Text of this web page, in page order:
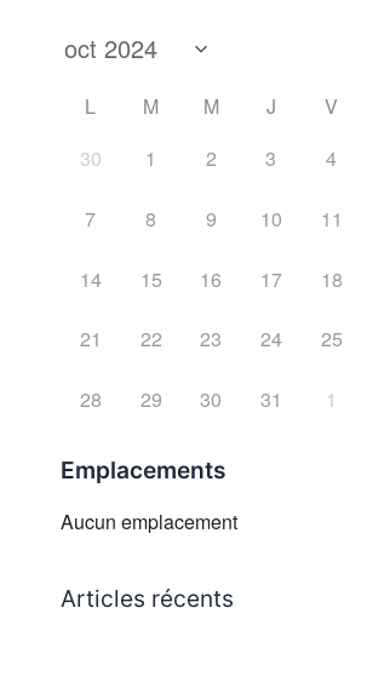
L M M J V
30
1 2 3 4
7 8 9 10 11
14 15 16 17 18
21 22 23 24 25
28 29 30 31 1
Emplacements
Aucun emplacement
Articles récents